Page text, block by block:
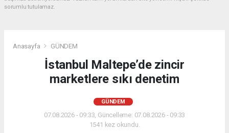
sorumlu tutulamaz.
Anasayfa GÜNDEM
İstanbul Maltepe’de zincir
marketlere sıkı denetim
GÜNDEM
07.08.2026 - 09:33, Güncelleme: 07.08.2026 - 09:33
1541 kez okundu.